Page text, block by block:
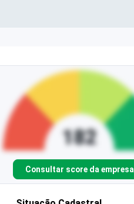
Consultar score da empresa